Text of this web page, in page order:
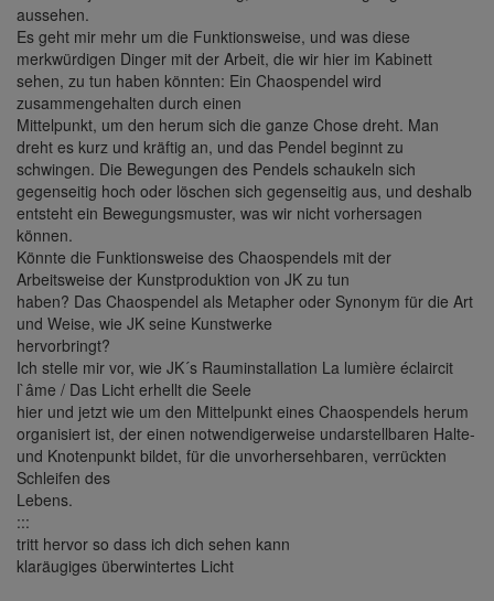
aussehen.
Es geht mir mehr um die Funktionsweise, und was diese
merkwürdigen Dinger mit der Arbeit, die wir hier im Kabinett
sehen, zu tun haben könnten: Ein Chaospendel wird
zusammengehalten durch einen
Mittelpunkt, um den herum sich die ganze Chose dreht. Man
dreht es kurz und kräftig an, und das Pendel beginnt zu
schwingen. Die Bewegungen des Pendels schaukeln sich
gegenseitig hoch oder löschen sich gegenseitig aus, und deshalb
entsteht ein Bewegungsmuster, was wir nicht vorhersagen
können.
Könnte die Funktionsweise des Chaospendels mit der
Arbeitsweise der Kunstproduktion von JK zu tun
haben? Das Chaospendel als Metapher oder Synonym für die Art
und Weise, wie JK seine Kunstwerke
hervorbringt?
Ich stelle mir vor, wie JK´s Rauminstallation La lumière éclaircit
l`âme / Das Licht erhellt die Seele
hier und jetzt wie um den Mittelpunkt eines Chaospendels herum
organisiert ist, der einen notwendigerweise undarstellbaren Halte-
und Knotenpunkt bildet, für die unvorhersehbaren, verrückten
Schleifen des
Lebens.
:::
tritt hervor so dass ich dich sehen kann
klaräugiges überwintertes Licht